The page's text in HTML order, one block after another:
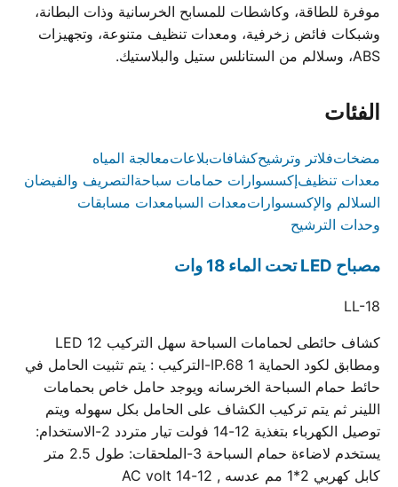
موفرة للطاقة، وكاشطات للمسابح الخرسانية وذات البطانة،
وشبكات فائض زخرفية، ومعدات تنظيف متنوعة، وتجهيزات
ABS، وسلالم من الستانلس ستيل والبلاستيك.
الفئات
مضخاتفلاتر وترشيحكشافاتبلاعاتمعالجة المياه
معدات تنظيفإكسسوارات حمامات سباحةالتصريف والفيضان
السلالم والإكسسواراتمعدات السبامعدات مسابقات
وحدات الترشيح
مصباح LED تحت الماء 18 وات
LL-18
كشاف حائطى لحمامات السباحة سهل التركيب 12 LED
ومطابق لكود الحماية IP.68 1-التركيب : يتم تثبيت الحامل في
حائط حمام السباحة الخرسانه ويوجد حامل خاص بحمامات
اللينر ثم يتم تركيب الكشاف على الحامل بكل سهوله ويتم
توصيل الكهرباء بتغذية 12-14 فولت تيار متردد 2-الاستخدام:
يستخدم لاضاءة حمام السباحة 3-الملحقات: طول 2.5 متر
كابل كهربي 2*1 مم عدسه , 12-14 AC volt